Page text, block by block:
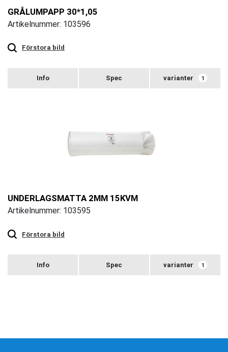
GRÅLUMPAPP 30*1,05
Artikelnummer: 103596
Förstora bild
zoom
varianter 1
UNDERLAGSMATTA 2MM 15KVM
Artikelnummer: 103595
Förstora bild
zoom
varianter 1